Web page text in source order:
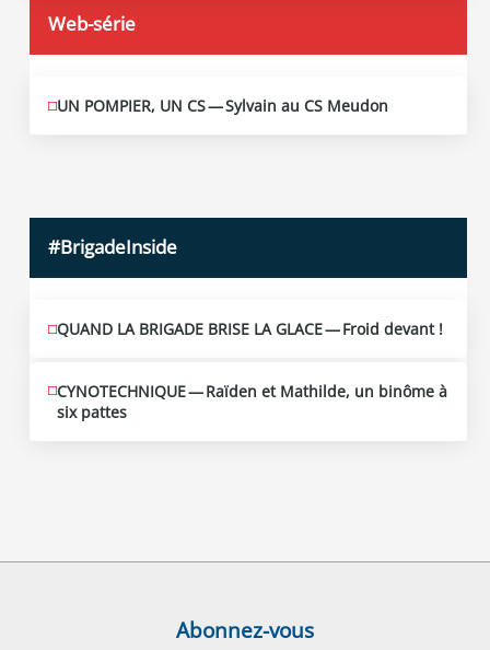
Web-série
MAI
10
UN POMPIER, UN CS — Sylvain au CS Meudon
#BrigadeInside
QUAND LA BRIGADE BRISE LA GLACE — Froid devant !
CYNOTECHNIQUE — Raïden et Mathilde, un binôme à
six pattes
Abonnez-vous